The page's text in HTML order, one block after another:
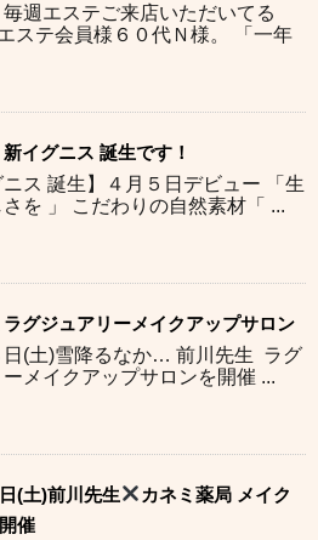
毎週エステご来店いただいてる
ステ会員様６０代Ｎ様。 「一年
イグニス 誕生です！
ニス 誕生】４月５日デビュー 「生
を 」 こだわりの自然素材「 ...
グジュアリーメイクアップサロン
日(土)雪降るなか… 前川先生 ラグ
メイクアップサロンを開催 ...
(土)前川先生
カネミ薬局 メイク
催